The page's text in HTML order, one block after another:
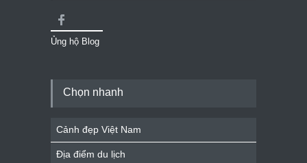
Ủng hộ Blog
Chọn nhanh
Cảnh đẹp Việt Nam
Địa điểm du lịch